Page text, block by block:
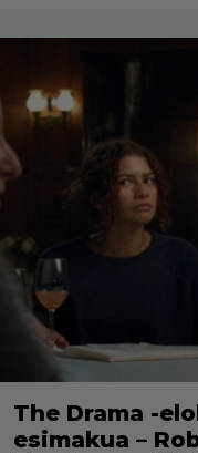
The Drama -
esimakua –